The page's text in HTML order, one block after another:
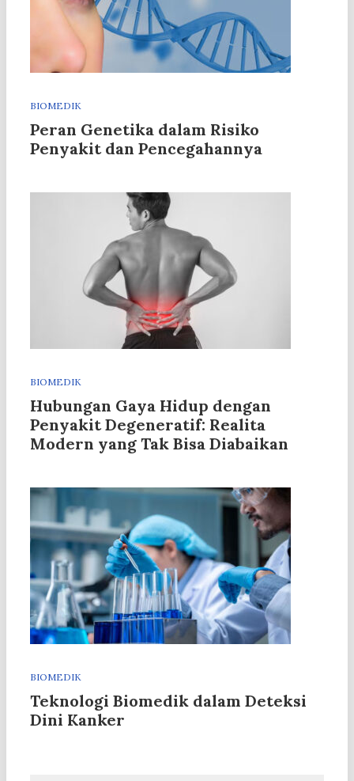
BIOMEDIK
Peran Genetika dalam Risiko
Penyakit dan Pencegahannya
BIOMEDIK
Hubungan Gaya Hidup dengan
Penyakit Degeneratif: Realita
Modern yang Tak Bisa Diabaikan
BIOMEDIK
Teknologi Biomedik dalam Deteksi
Dini Kanker